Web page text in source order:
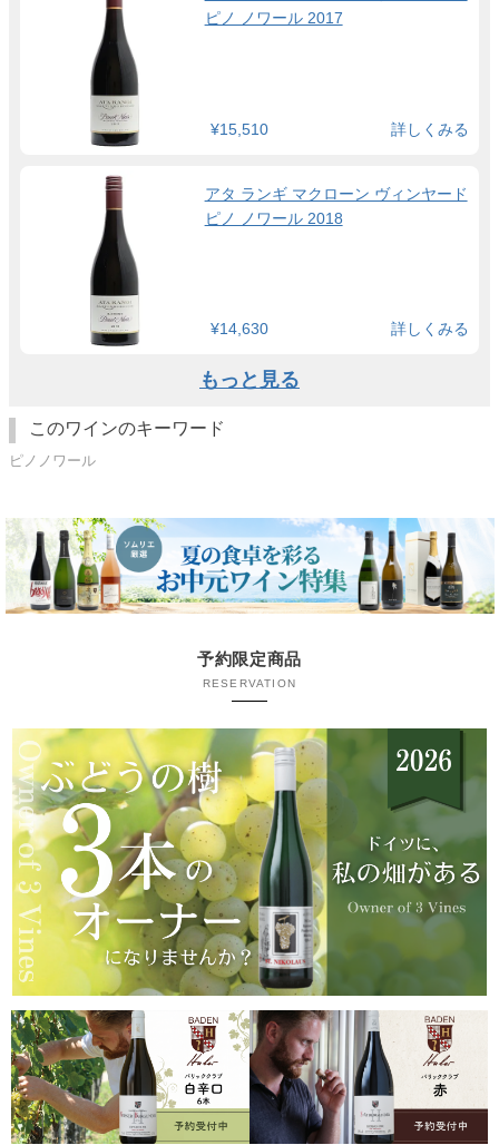
ピノ ノワール 2017
¥15,510 詳しくみる
アタ ランギ マクローン ヴィンヤード
ピノ ノワール 2018
¥14,630 詳しくみる
もっと見る
このワインのキーワード
ピノノワール
予約限定商品
RESERVATION